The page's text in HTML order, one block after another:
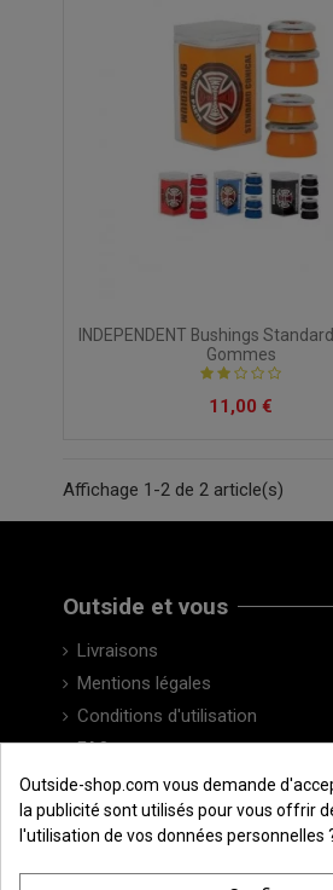
INDEPENDENT Bushings
Gommes
11,00 €
Affichage 1-2 de 2 article(s)
Outside et vous
Livraisons
Mentions légales
Conditions d'utilisation
FAQ
Contactez-nous
Outside-shop.com vous demande
la publicité sont utilisés pour vous offrir
l'utilisation de vos données personnelles